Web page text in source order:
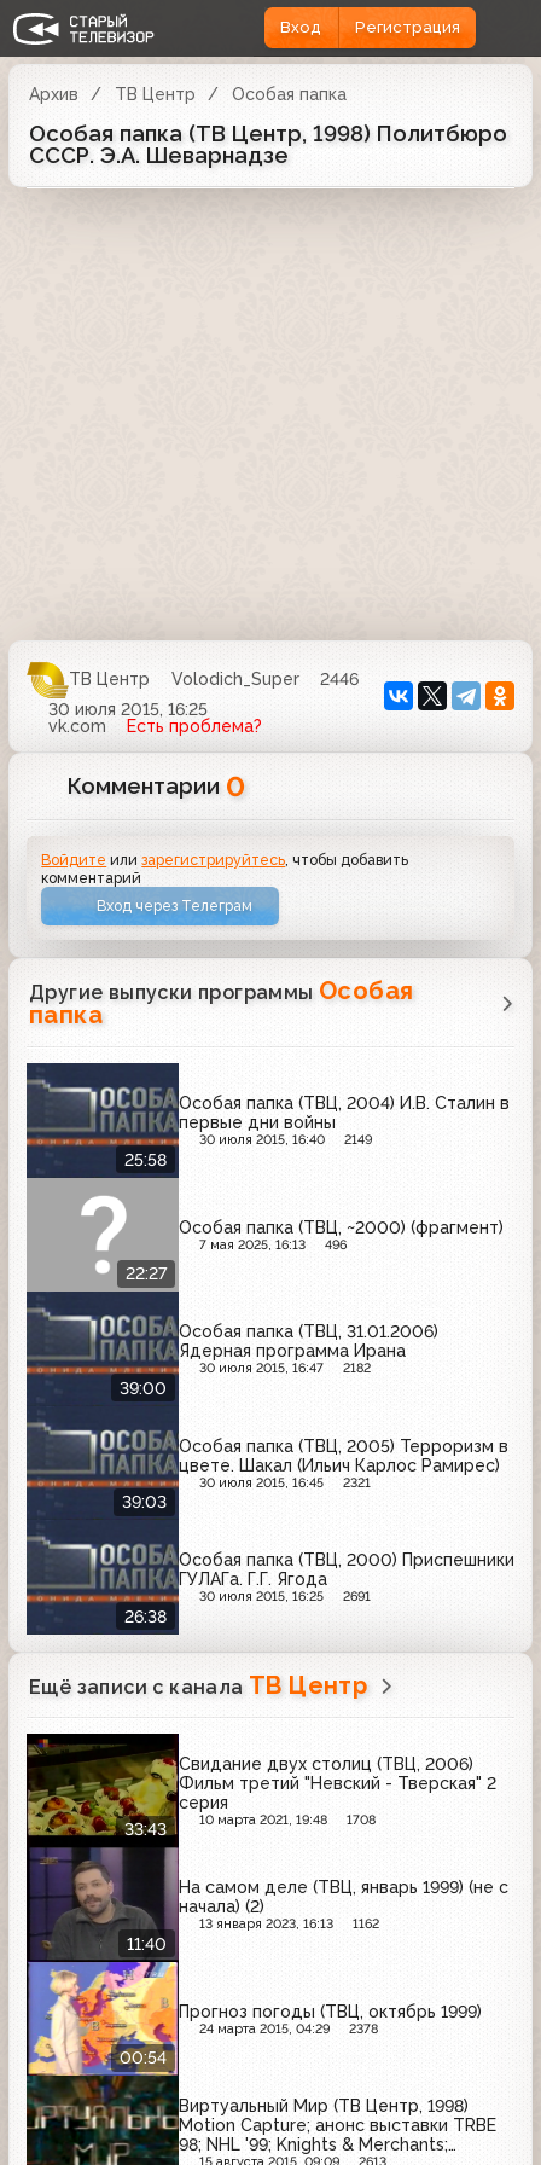
Вход Регистрация
Архив ТВ Центр Особая папка
Особая папка (ТВ Центр, 1998) Политбюро
СССР. Э.А. Шеварнадзе
ТВ Центр Volodich_Super
2446
30 июля 2015, 16:25
vk.com
Есть проблема?
Комментарии 0
Войдите илизарегистрируйтесь , чтобы добавить
комментарий
Вход через Телеграм
Другие выпуски программы Особая
папка
25:58
Особая папка (ТВЦ, 2004) И.В. Сталин в
первые дни войны
30 июля 2015, 16:40 2149
22:27
Особая папка (ТВЦ, ~2000) (фрагмент)
7 мая 2025, 16:13 496
39:00
Особая папка (ТВЦ, 31.01.2006)
Ядерная программа Ирана
30 июля 2015, 16:47 2182
39:03
Особая папка (ТВЦ, 2005) Терроризм в
цвете. Шакал (Ильич Карлос Рамирес)
30 июля 2015, 16:45 2321
26:38
Особая папка (ТВЦ, 2000) Приспешники
ГУЛАГа. Г.Г. Ягода
30 июля 2015, 16:25 2691
Ещё записи с канала ТВ Центр
33:43
Свидание двух столиц (ТВЦ, 2006)
Фильм третий "Невский - Тверская" 2
серия
10 марта 2021, 19:48 1708
11:40
На самом деле (ТВЦ, январь 1999) (не с
начала) (2)
13 января 2023, 16:13 1162
00:54
Прогноз погоды (ТВЦ, октябрь 1999)
24 марта 2015, 04:29 2378
Виртуальный Мир (ТВ Центр, 1998)
Motion Capture; анонс выставки TRBE
98; NHL '99; Knights & Merchants;